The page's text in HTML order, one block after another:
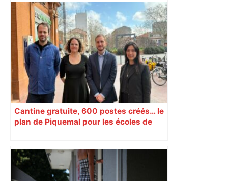
Cantine gratuite, 600 postes créés… le
plan de Piquemal pour les écoles de